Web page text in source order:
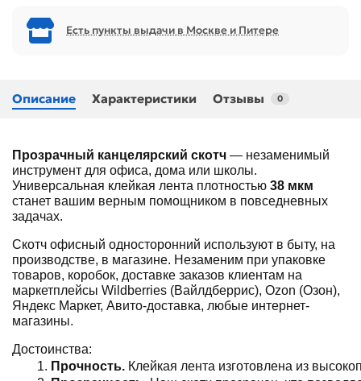
Есть пункты выдачи в Москве и Питере
Описание Характеристики Отзывы 0
Прозрачный канцелярский скотч — незаменимый
инструмент для офиса, дома или школы.
Универсальная клейкая лента плотностью 38 мкм
станет вашим верным помощником в повседневных
задачах.
Скотч офисный односторонний используют в быту, на
производстве, в магазине. Незаменим при упаковке
товаров, коробок, доставке заказов клиентам на
маркетплейсы Wildberries (Вайлдберрис), Ozon (Озон),
Яндекс Маркет, Авито-доставка, любые интернет-
магазины.
Достоинства:
Прочность. Клейкая лента изготовлена из